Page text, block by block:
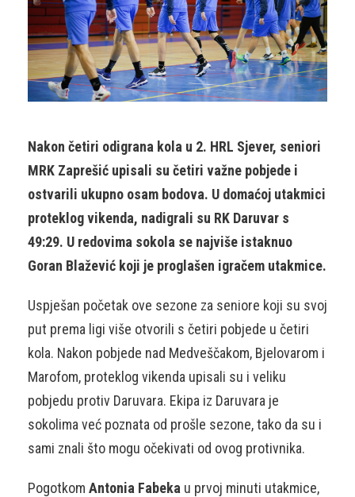
Nakon četiri odigrana kola u 2. HRL Sjever, seniori
MRK Zaprešić upisali su četiri važne pobjede i
ostvarili ukupno osam bodova. U domaćoj utakmici
proteklog vikenda, nadigrali su RK Daruvar s
49:29. U redovima sokola se najviše istaknuo
Goran Blažević koji je proglašen igračem utakmice.
Uspješan početak ove sezone za seniore koji su svoj
put prema ligi više otvorili s četiri pobjede u četiri
kola. Nakon pobjede nad Medveščakom, Bjelovarom i
Marofom, proteklog vikenda upisali su i veliku
pobjedu protiv Daruvara. Ekipa iz Daruvara je
sokolima već poznata od prošle sezone, tako da su i
sami znali što mogu očekivati od ovog protivnika.
Pogotkom Antonia Fabeka u prvoj minuti utakmice,